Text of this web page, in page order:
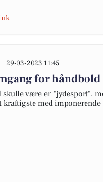
29-03-2023 11:45
for
skulle være en "jydesport",
kraftigste med